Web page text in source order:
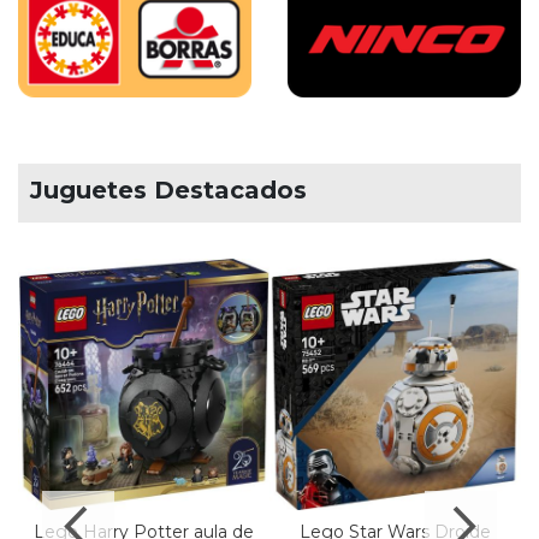
Juguetes Destacados
Lego Harry Potter aula de
Lego Star Wars Droide